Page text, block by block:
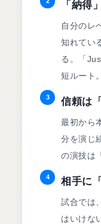
「納得
自分のレ
知れてい
る。「
短ルート。
3 信頼は
最初から
分を演じ
の演技は
4 相手に
試合では
はいけな